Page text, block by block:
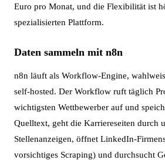
Euro pro Monat, und die Flexibilität ist
spezialisierten Plattform.
Daten sammeln mit n8n
n8n läuft als Workflow-Engine,
self-hosted. Der Workflow ruft täglich
wichtigsten Wettbewerber auf und
Quelltext, geht die Karriereseiten durch
Stellenanzeigen, öffnet LinkedIn-
vorsichtiges Scraping) und durchsucht